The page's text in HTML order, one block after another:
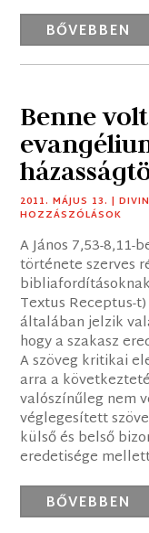
BŐVEBBEN
Benne
2011. MÁJUS 13. |
HOZZÁSZÓLÁSOK
A János 7,53-8,11-
története szerves
Textus Receptus-
általában jelzik
hogy a szakasz
A szöveg kritikai
arra a
valószínűleg nem
véglegesített
külső és belső
eredetisége
BŐVEBBEN